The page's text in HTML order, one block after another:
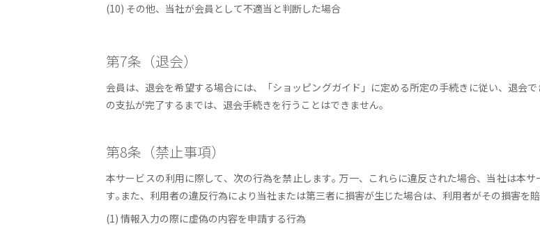
(10) その他、当社が会員として不適当と判断した場合
第7条（退会）
会員は、退会を希望する場合には、「ショッピングガイド」に定める所定の手続きに従い、退会
の支払が完了するまでは、退会手続きを行うことはできません。
第8条（禁止事項）
本サービスの利用に際して、次の行為を禁止します｡ 万一、これらに違反された場合、当社は本
す｡また、利用者の違反行為により当社または第三者に損害が生じた場合は、利用者がその損害を
(1) 情報入力の際に虚偽の内容を申請する行為